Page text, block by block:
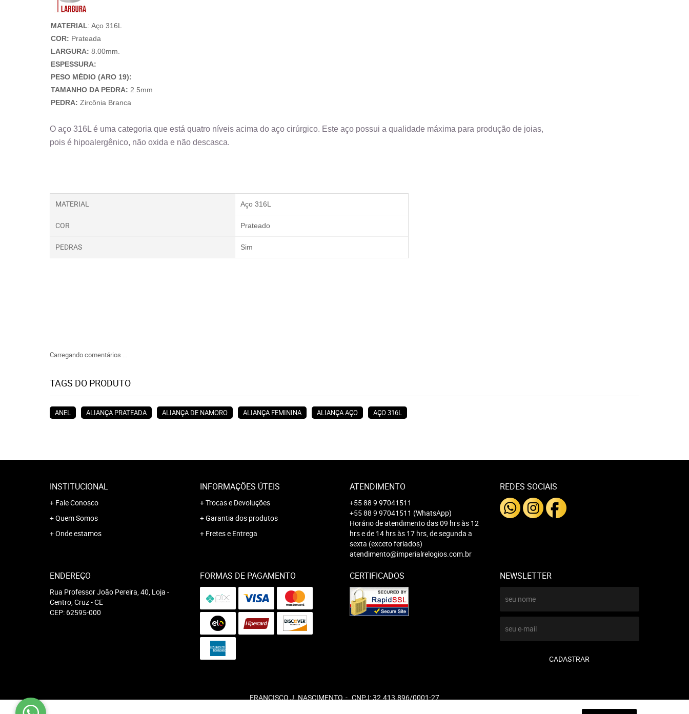
MATERIAL: Aço 316L
COR: Prateada
LARGURA: 8.00mm.
ESPESSURA:
PESO MÉDIO (ARO 19):
TAMANHO DA PEDRA: 2.5mm
PEDRA: Zircônia Branca
O aço 316L é uma categoria que está quatro níveis acima do aço cirúrgico. Este aço possui a qualidade máxima para produção de joias,
pois é hipoalergênico, não oxida e não descasca.
MATERIAL Aço 316L
COR Prateado
PEDRAS Sim
Carregando comentários ...
TAGS DO PRODUTO
ANEL ALIANÇA PRATEADA ALIANÇA DE NAMORO ALIANÇA FEMININA ALIANÇA AÇO AÇO 316L
INSTITUCIONAL
Fale Conosco
Quem Somos
Onde estamos
INFORMAÇÕES ÚTEIS
Trocas e Devoluções
Garantia dos produtos
Fretes e Entrega
ATENDIMENTO
+55 88 9 97041511
+55 88 9 97041511 (WhatsApp)
Horário de atendimento das 09 hrs às 12
hrs e de 14 hrs às 17 hrs, de segunda a
sexta (exceto feriados)
atendimento@imperialrelogios.com.br
REDES SOCIAIS
ENDEREÇO
Rua Professor João Pereira, 40, Loja -
Centro, Cruz-CE
CEP: 62595-000
FORMAS DE PAGAMENTO CERTIFICADOS NEWSLETTER
CADASTRAR
FRANCISCO J. NASCIMENTO CNPJ: 32.413.896/0001-27